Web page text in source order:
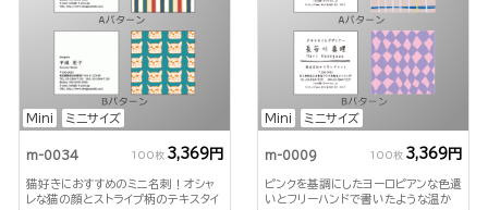
Mini ミニサイズ
m-0034 100枚 3,369円
猫好きにおすすめのミニ名刺！オシャ
レな猫の顔とストライプ柄のテキスタイ
Mini ミニサイズ
m-0009 100枚 3,369円
ピンクを基調にしたヨーロピアンな色遣
いとフリーハンドで書いたような温か